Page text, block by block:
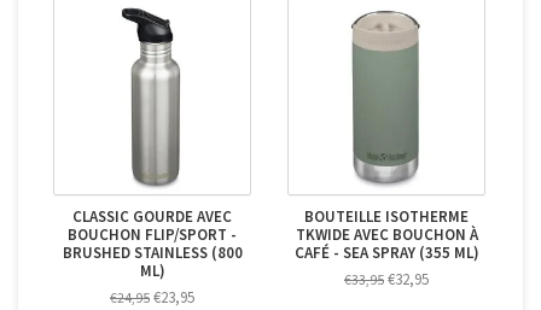
CLASSIC GOURDE AVEC
BOUCHON FLIP/SPORT -
BRUSHED STAINLESS (800
ML)
€24,95 €23,95
BOUTEILLE ISOTHERME
TKWIDE AVEC BOUCHON À
CAFÉ - SEA SPRAY (355 ML)
€33,95 €32,95